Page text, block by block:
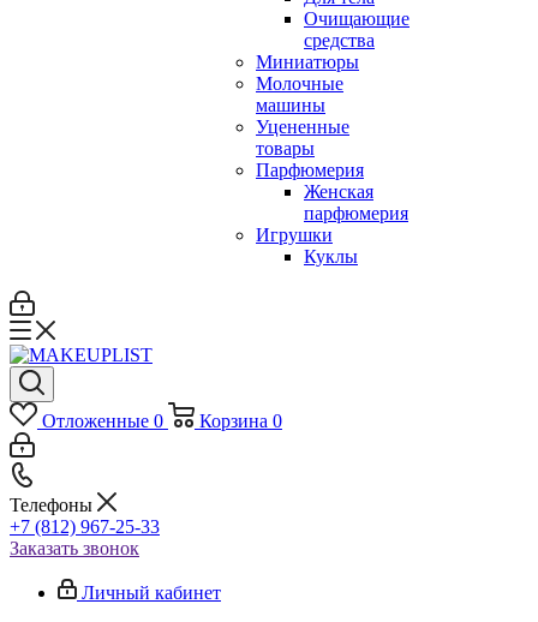
Очищающие
средства
Миниатюры
Молочные
машины
Уцененные
товары
Парфюмерия
Женская
парфюмерия
Игрушки
Куклы
Отложенные 0 Корзина 0
Телефоны
+7 (812) 967-25-33
Заказать звонок
Личный кабинет